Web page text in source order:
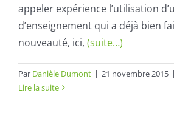
appeler expérience l’utilisation
d’enseignement qui a déjà bien
nouveauté, ici, (suite…)
Par Danièle Dumont | 21 novembre 2015 |
Lire la suite